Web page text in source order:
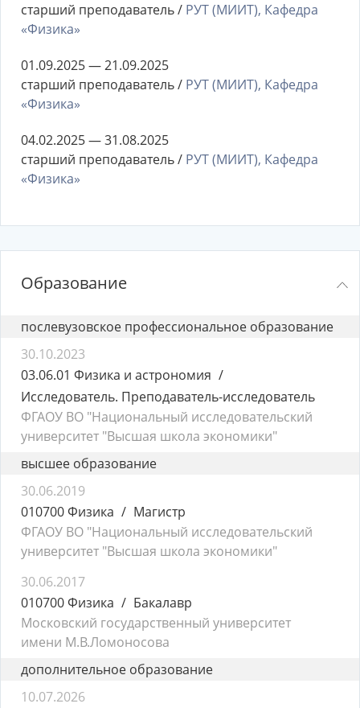
старший преподаватель / РУТ (МИИТ), Кафедра
«Физика»
01.09.2025 — 21.09.2025
старший преподаватель / РУТ (МИИТ), Кафедра
«Физика»
04.02.2025 — 31.08.2025
старший преподаватель / РУТ (МИИТ), Кафедра
«Физика»
Образование
послевузовское профессиональное образование
30.10.2023
03.06.01 Физика и астрономия
Исследователь. Преподаватель-исследователь
ФГАОУ ВО "Национальный исследовательский
университет "Высшая школа экономики"
высшее образование
30.06.2019
010700 Физика
Магистр
ФГАОУ ВО "Национальный исследовательский
университет "Высшая школа экономики"
30.06.2017
010700 Физика
Бакалавр
Московский государственный университет
имени М.В.Ломоносова
дополнительное образование
10.07.2026